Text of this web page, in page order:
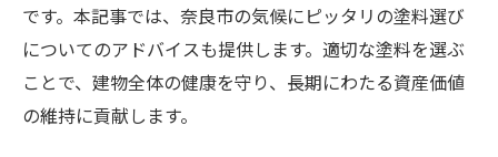
です。本記事では、奈良市の気候にピッタリの塗料選び
についてのアドバイスも提供します。適切な塗料を選ぶ
ことで、建物全体の健康を守り、長期にわたる資産価値
の維持に貢献します。